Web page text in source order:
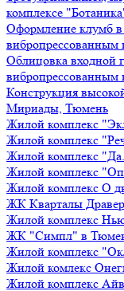
комплексе
Оформление клумб
вибропрессованным
Облицовка входной
вибропрессованным
Конструкция
Мириады, Тюмень
Жилой комплекс
Жилой комплекс
Жилой комплекс
Жилой комплекс
Жилой комплекс О
ЖК Кварталы
Жилой комплекс
ЖК "Симпл" в
Жилой комплекс
Жилой комлекс
Жилой комплекс